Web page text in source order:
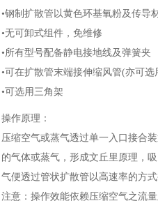
•钢制扩散管以黄色环基氧粉及传导
•无可卸式组件，免维修
•所有型号配备静电接地线及弹簧夹
•可在扩散管末端接伸缩风管(亦可
•可选用三角架
操作原理：
压缩空气或蒸气透过单一入口接合
的气体或蒸气，形成文丘里原理，
气便透过管状扩散管以高速率的方式
注意：操作效能依赖压缩空气之流